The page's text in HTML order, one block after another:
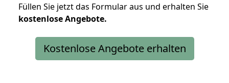
Füllen Sie jetzt das Formular aus und erhalten Sie
kostenloseAngebote.
Kostenlose Angebote erhalten